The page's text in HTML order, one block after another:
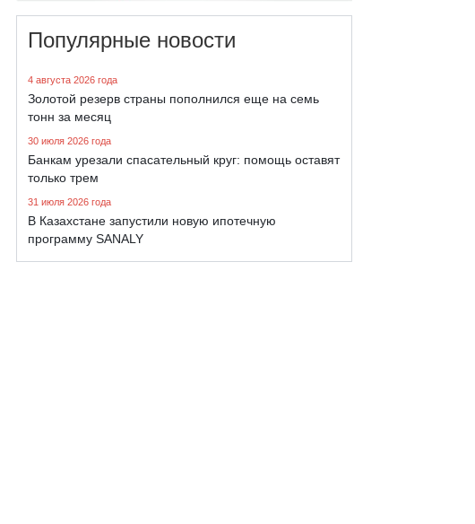
Популярные новости
4 августа 2026 года
Золотой резерв страны пополнился еще на семь
тонн за месяц
30 июля 2026 года
Банкам урезали спасательный круг: помощь оставят
только трем
31 июля 2026 года
В Казахстане запустили новую ипотечную
программу SANALY